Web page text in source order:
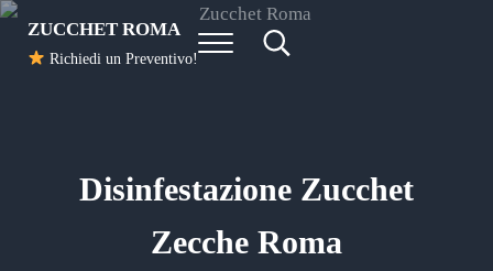
Passa al contenuto principale
Skip to header right navigation
Skip to site footer
ZUCCHET ROMA
Richiedi un Preventivo! Menu Search...
Disinfestazione Zucchet
Zecche Roma